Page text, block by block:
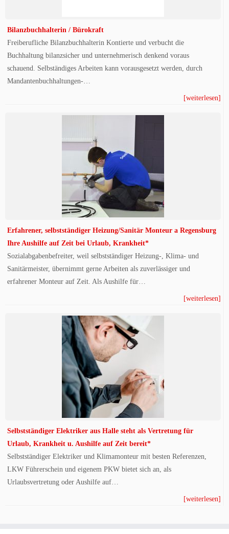
Bilanzbuchhalterin / Bürokraft
Freiberufliche Bilanzbuchhalterin Kontierte und verbucht die
Buchhaltung bilanzsicher und unternehmerisch denkend voraus
schauend. Selbständiges Arbeiten kann vorausgesetzt werden, durch
Mandantenbuchhaltungen-…
[weiterlesen]
Erfahrener, selbstständiger Heizung/Sanitär Monteur a Regensburg
Ihre Aushilfe auf Zeit bei Urlaub, Krankheit*
Sozialabgabenbefreiter, weil selbstständiger Heizung-, Klima- und
Sanitärmeister, übernimmt gerne Arbeiten als zuverlässiger und
erfahrener Monteur auf Zeit. Als Aushilfe für…
[weiterlesen]
Selbstständiger Elektriker aus Halle steht als Vertretung für
Urlaub, Krankheit u. Aushilfe auf Zeit bereit*
Selbstständiger Elektriker und Klimamonteur mit besten Referenzen,
LKW Führerschein und eigenem PKW bietet sich an, als
Urlaubsvertretung oder Aushilfe auf…
[weiterlesen]